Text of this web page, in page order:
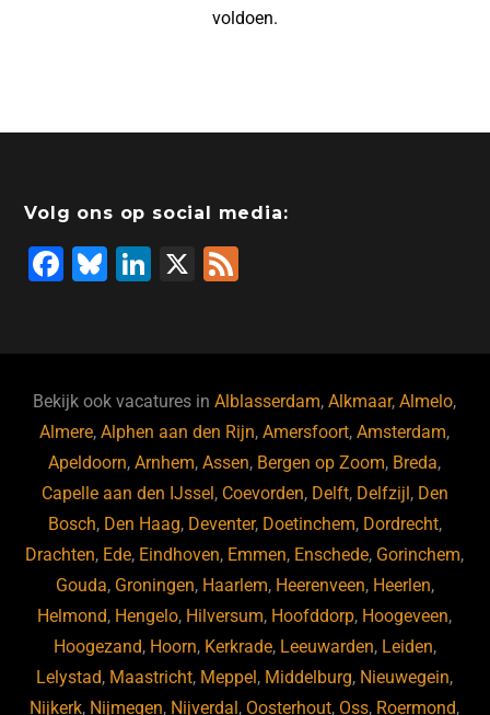
voldoen.
Volg ons op social media:
F
b
o
o
k
Bl
ky
Li
dI
n
X
Bekijk ook vacatures inAlblasserdam,Alkmaar,Almelo,
Almere,Alphen aan den Rijn,Amersfoort,Amsterdam,
Apeldoorn,Arnhem,Assen, Bergen op Zoom, Breda,
Capelle aan den IJssel , Coevorden, Delft, Delfzijl , Den
Bosch, Den Haag, Deventer, Doetinchem, Dordrecht,
Drachten, Ede, Eindhoven, Emmen, Enschede, Gorinchem,
Gouda, Groningen, Haarlem, Heerenveen, Heerlen,
Helmond, Hengelo, Hilversum, Hoofddorp, Hoogeveen,
Hoogezand, Hoorn, Kerkrade, Leeuwarden, Leiden,
Lelystad, Maastricht, Meppel , Middelburg, Nieuwegein,
Nijkerk, Nijmegen, Nijverdal , Oosterhout, Oss, Roermond,